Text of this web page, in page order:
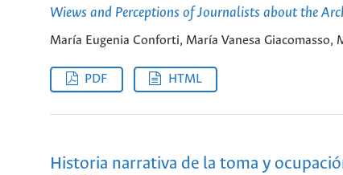
Wiews and Perceptions of Journalists about the
María Eugenia Conforti, María Vanesa Giacomasso,
PDF HTML
Historia narrativa de la toma y